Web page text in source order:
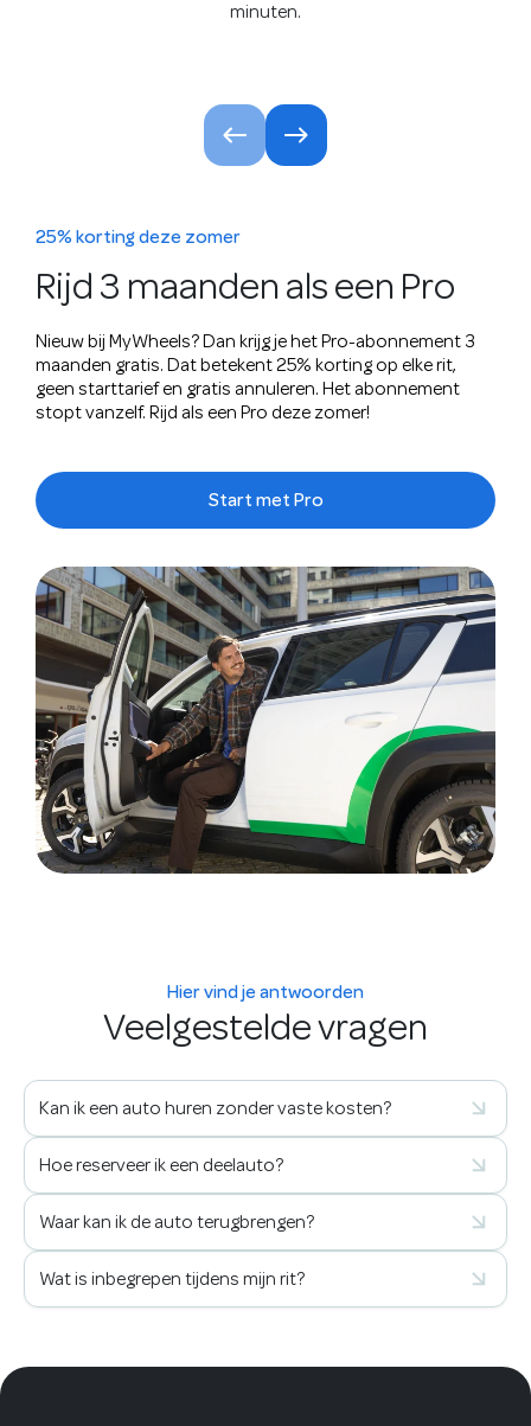
minuten.
25% korting deze zomer
Rijd 3 maanden als een Pro
Nieuw bij MyWheels? Dan krijg je het Pro-abonnement 3
maanden gratis. Dat betekent 25% korting op elke rit,
geen starttarief en gratis annuleren. Het abonnement
stopt vanzelf. Rijd als een Pro deze zomer!
Start met Pro
Hier vind je antwoorden
Veelgestelde vragen
Kan ik een auto huren zonder vaste kosten?
Hoe reserveer ik een deelauto?
Waar kan ik de auto terugbrengen?
Wat is inbegrepen tijdens mijn rit?